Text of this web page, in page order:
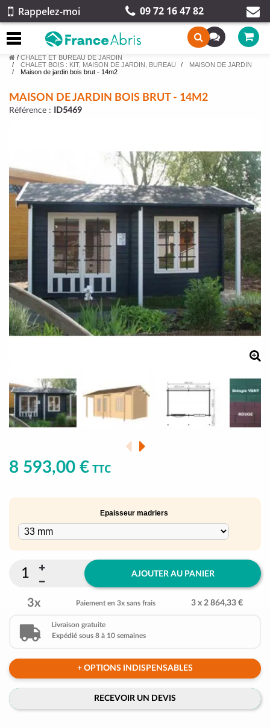
Rappelez-moi 09 72 16 47 82
/ CHALET ET BUREAU DE JARDIN
CHALET BOIS : KIT, MAISON DE JARDIN, BUREAU
MAISON DE JARDIN
Maison de jardin bois brut - 14m2
MAISON DE JARDIN BOIS BRUT - 14M2
Référence : ID5469
8 593,00 € TTC
Epaisseur madriers
AJOUTER AU PANIER
3x Paiement en 3x sans frais 3 x 2 864,33 €
Livraison gratuite
Expédié sous 8 à 10 semaines
+ OPTIONS INDISPENSABLES
RECEVOIR UN DEVIS